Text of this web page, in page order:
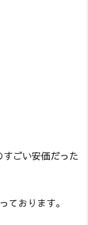
ごい安価だった
ております。